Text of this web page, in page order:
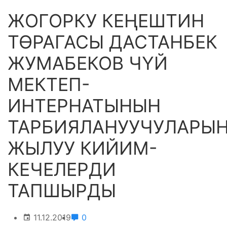
ЖОГОРКУ КЕҢЕШТИН
ТӨРАГАСЫ ДАСТАНБЕК
ЖУМАБЕКОВ ЧҮЙ
МЕКТЕП-
ИНТЕРНАТЫНЫН
ЖЫЛУУ КИЙИМ-
КЕЧЕЛЕРДИ
ТАПШЫРДЫ
11.12.2019 0